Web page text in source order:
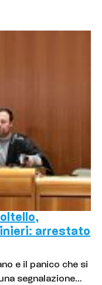
arrestato
e il panico che si
segnalazione…